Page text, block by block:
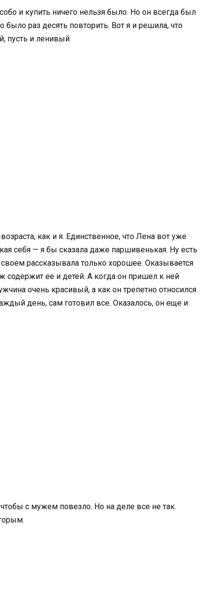
и купить ничего нельзя было. Но он всегда был
раз десять повторить. Вот я и решила, что
пусть и ленивый.
как и я. Единственное, что Лена вот уже
себя — я бы сказала даже паршивенькая. Ну есть
рассказывала только хорошее. Оказывается
ее и детей. А когда он пришел к ней
очень красивый, а как он трепетно относился
день, сам готовил все. Оказалось, он еще и
с мужем повезло. Но на деле все не так.